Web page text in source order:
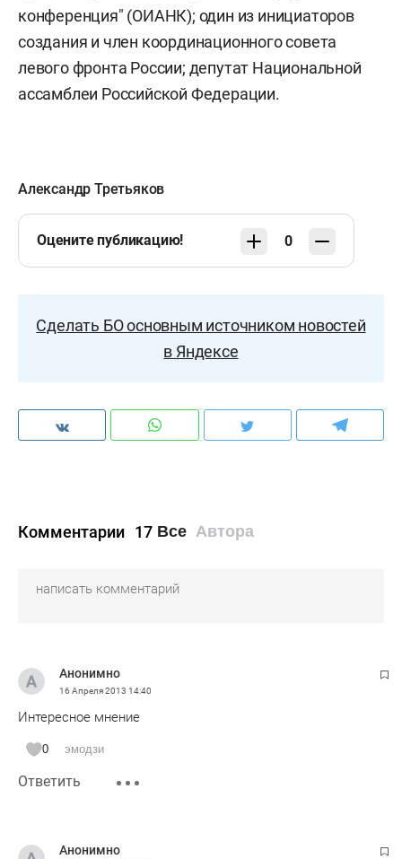
конференция" (ОИАНК); один из инициаторов
создания и член координационного совета
левого фронта России; депутат Национальной
ассамблеи Российской Федерации.
Александр Третьяков
Оцените публикацию! 0
Сделать БО основным источником новостей
в Яндексе
Комментарии 17 Все Автора
Анонимно
16 Апреля 2013 14:40
Интересное мнение
0 эмодзи
Ответить
Анонимно